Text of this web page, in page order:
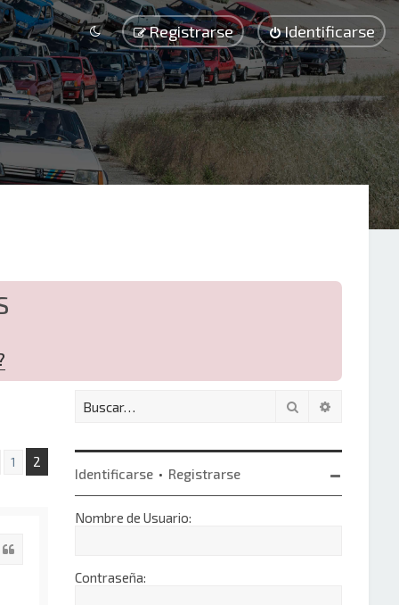
Identificarse
Registrarse
Anterior
1 2
Buscar
Identificarse • Registrarse
Nombre de Usuario:
Contraseña: